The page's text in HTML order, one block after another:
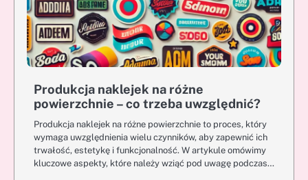
Produkcja naklejek na różne
powierzchnie – co trzeba uwzględnić?
Produkcja naklejek na różne powierzchnie to proces, który
wymaga uwzględnienia wielu czynników, aby zapewnić ich
trwałość, estetykę i funkcjonalność. W artykule omówimy
kluczowe aspekty, które należy wziąć pod uwagę podczas…